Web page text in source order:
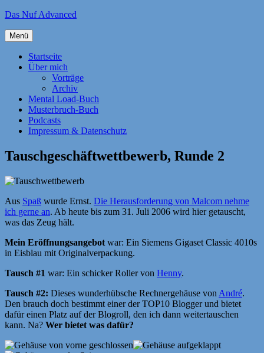
Zum
springen
Das Nuf Advanced
Menü
Startseite
Über mich
Vorträge
Archiv
Mental Load-Buch
Musterbruch-Buch
Podcasts
Impressum & Datenschutz
Tauschgeschäftwettbewerb, Runde 2
Aus Spaß wurde Ernst. Die Herausforderung von Malcom nehme
ich gerne an. Ab heute bis zum 31. Juli 2006 wird hier getauscht,
was das Zeug hält.
Mein Eröffnungsangebot war: Ein Siemens Gigaset Classic 4010s
in Eisblau mit Originalverpackung.
Tausch #1 war: Ein schicker Roller von Henny.
Tausch #2: Dieses wunderhübsche Rechnergehäuse von André.
Den brauch doch bestimmt einer der TOP10 Blogger und bietet
dafür einen Platz auf der Blogroll, den ich dann weitertauschen
kann. Na? Wer bietet was dafür?